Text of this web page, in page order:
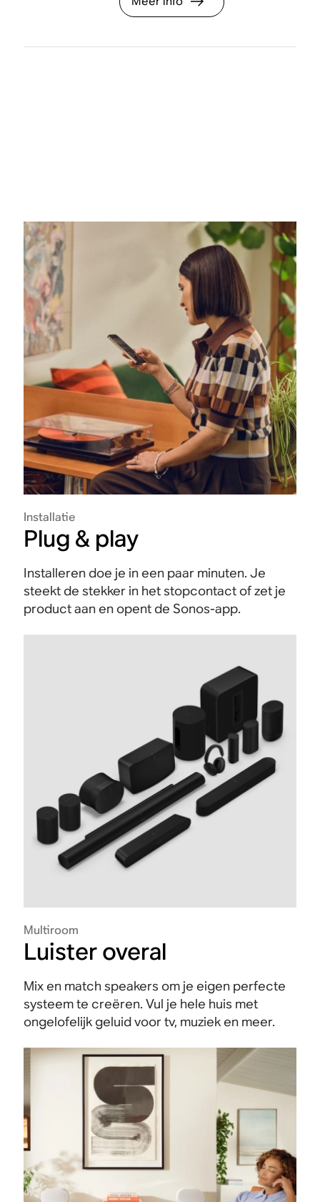
Installatie
Plug & play
Installeren doe je in een paar minuten. Je
steekt de stekker in het stopcontact of zet je
product aan en opent de Sonos-app.
Multiroom
Luister overal
Mix en match speakers om je eigen perfecte
systeem te creëren. Vul je hele huis met
ongelofelijk geluid voor tv, muziek en meer.